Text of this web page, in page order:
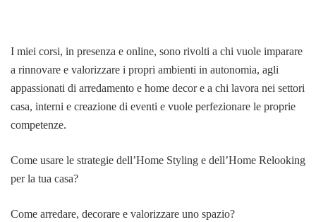
I miei corsi, in presenza e online, sono rivolti a chi vuole imparare
a rinnovare e valorizzare i propri ambienti in autonomia, agli
appassionati di arredamento e home decor e a chi lavora nei settori
casa, interni e creazione di eventi e vuole perfezionare le proprie
competenze.
Come usare le strategie dell’Home Styling e dell’Home Relooking
per la tua casa?
Come arredare, decorare e valorizzare uno spazio?